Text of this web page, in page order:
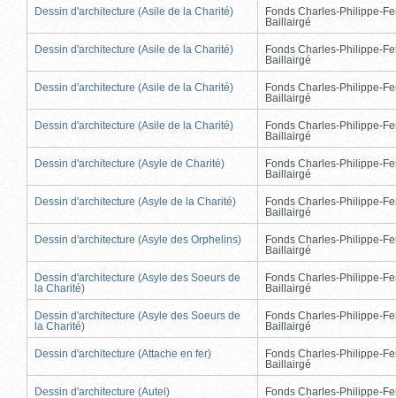
Dessin d'architecture (Asile de la Charité)
Fonds Charles-Philippe-
Baillairgé
Dessin d'architecture (Asile de la Charité)
Fonds Charles-Philippe-
Baillairgé
Dessin d'architecture (Asile de la Charité)
Fonds Charles-Philippe-
Baillairgé
Dessin d'architecture (Asile de la Charité)
Fonds Charles-Philippe-
Baillairgé
Dessin d'architecture (Asyle de Charité)
Fonds Charles-Philippe-
Baillairgé
Dessin d'architecture (Asyle de la Charité)
Fonds Charles-Philippe-
Baillairgé
Dessin d'architecture (Asyle des Orphelins)
Fonds Charles-Philippe-
Baillairgé
Dessin d'architecture (Asyle des Soeurs de
la Charité)
Fonds Charles-Philippe-
Baillairgé
Dessin d'architecture (Asyle des Soeurs de
la Charité)
Fonds Charles-Philippe-
Baillairgé
Dessin d'architecture (Attache en fer)
Fonds Charles-Philippe-
Baillairgé
Dessin d'architecture (Autel)
Fonds Charles-Philippe-